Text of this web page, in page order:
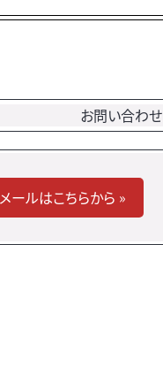
お問い合わせ
メールはこちらから »